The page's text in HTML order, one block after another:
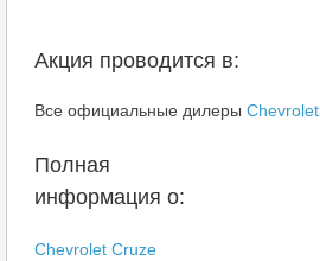
Акция проводится в:
Все официальные дилеры Chevrolet
Полная
информация о:
Chevrolet Cruze